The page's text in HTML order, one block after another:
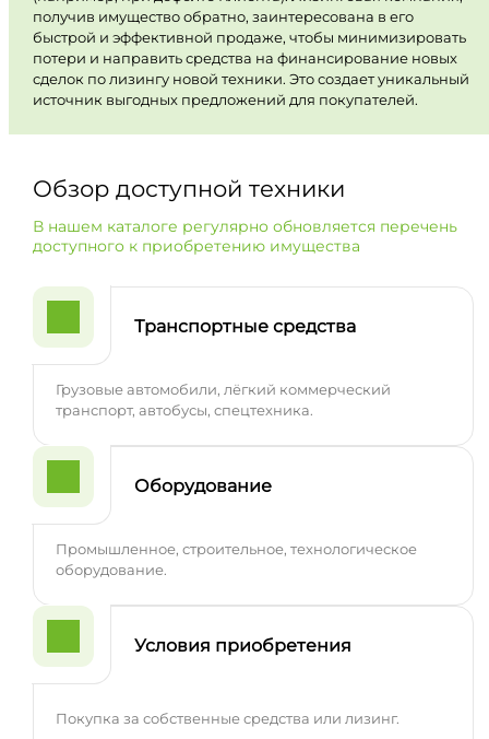
получив имущество обратно, заинтересована в его
быстрой и эффективной продаже, чтобы минимизировать
потери и направить средства на финансирование новых
сделок по лизингу новой техники. Это создает уникальный
источник выгодных предложений для покупателей.
Обзор доступной техники
В нашем каталоге регулярно обновляется перечень
доступного к приобретению имущества
Транспортные средства
Грузовые автомобили, лёгкий коммерческий
транспорт, автобусы, спецтехника.
Оборудование
Промышленное, строительное, технологическое
оборудование.
Условия приобретения
Покупка за собственные средства или лизинг.